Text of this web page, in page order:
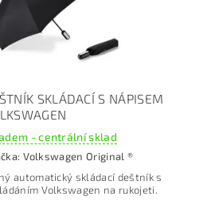
SKLÁDACÍ S NÁPISEM
- centrální sklad
Volkswagen Original ®
automatický skládací deštník s
Volkswagen na rukojeti.